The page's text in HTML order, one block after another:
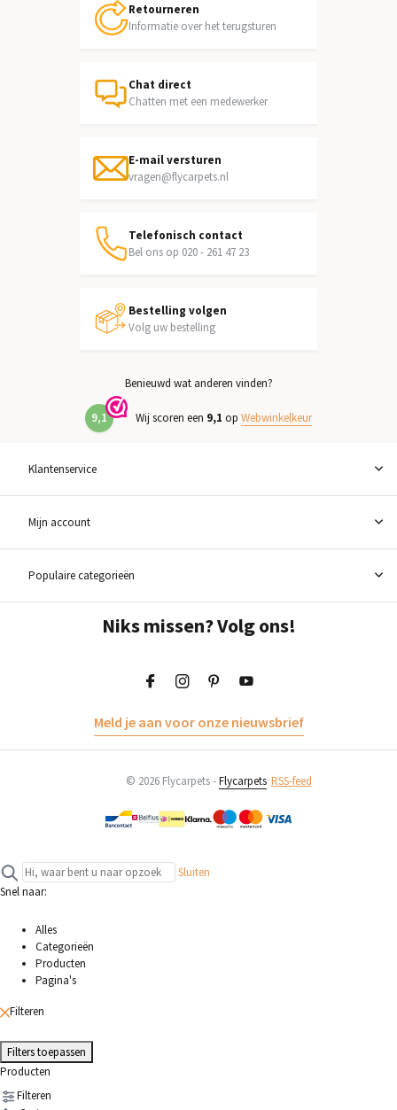
Retourneren
Informatie over het terugsturen
Chat direct
Chatten met een medewerker
E-mail versturen
vragen@flycarpets.nl
Telefonisch contact
Bel ons op 020 - 261 47 23
Bestelling volgen
Volg uw bestelling
Benieuwd wat anderen vinden?
9,1 Wij scoren een 9,1 op Webwinkelkeur
Klantenservice
Mijn account
Populaire categorieën
Niks missen? Volg ons!
Meld je aan voor onze nieuwsbrief
© 2026 Flycarpets -Flycarpets RSS-feed
Sluiten
Snel naar:
Alles
Categorieën
Producten
Pagina's
Filteren
Filters toepassen
Producten
Filteren